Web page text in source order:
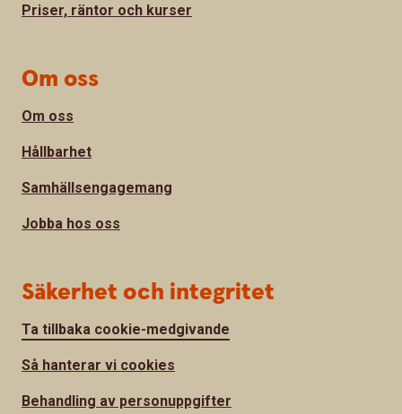
Priser, räntor och kurser
Om oss
Om oss
Hållbarhet
Samhällsengagemang
Jobba hos oss
Säkerhet och integritet
Ta tillbaka cookie-medgivande
Så hanterar vi cookies
Behandling av personuppgifter